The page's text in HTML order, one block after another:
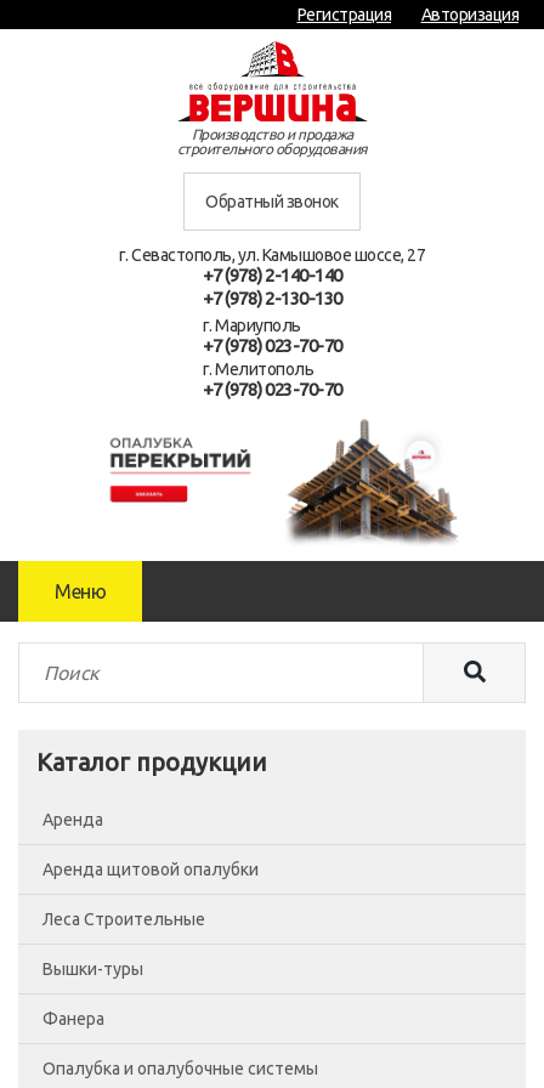
Регистрация Авторизация
Производство и продажа
строительного оборудования
Обратный звонок
г. Севастополь, ул. Камышовое шоссе, 27
+7 (978) 2-140-140
+7 (978) 2-130-130
г. Мариуполь
+7 (978) 023-70-70
г. Мелитополь
+7 (978) 023-70-70
Меню
Каталог продукции
Аренда
Аренда щитовой опалубки
Леса Строительные
Леса рамные
Помосты
Сетка фасадная
Вышки-туры
Вышка-тура ВСП-250/0.7
Вышка-тура ВСП-250/1.2
Фанера
Фанера Россия
Опалубка и опалубочные системы